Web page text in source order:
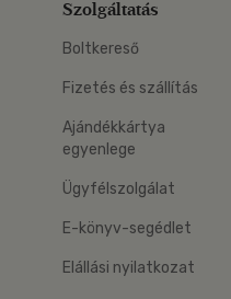
Szolgáltatás
Boltkereső
Fizetés és szállítás
Ajándékkártya
egyenlege
Ügyfélszolgálat
E-könyv-segédlet
Elállási nyilatkozat